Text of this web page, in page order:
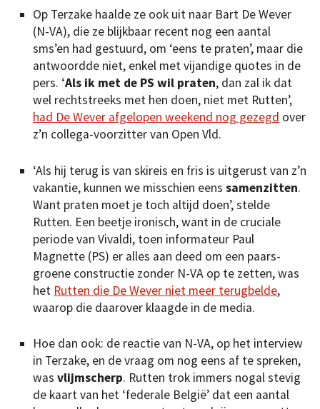
Op Terzake haalde ze ook uit naar Bart De Wever
(N-VA), die ze blijkbaar recent nog een aantal
sms’en had gestuurd, om ‘eens te praten’, maar die
antwoordde niet, enkel met vijandige quotes in de
pers. ‘Als ik met de PS wil praten, dan zal ik dat
wel rechtstreeks met hen doen, niet met Rutten’,
had De Wever afgelopen weekend nog gezegd over
z’n collega-voorzitter van Open Vld.
‘Als hij terug is van skireis en fris is uitgerust van z’n
vakantie, kunnen we misschien eens samenzitten.
Want praten moet je toch altijd doen’, stelde
Rutten. Een beetje ironisch, want in de cruciale
periode van Vivaldi, toen informateur Paul
Magnette (PS) er alles aan deed om een paars-
groene constructie zonder N-VA op te zetten, was
het Rutten die De Wever niet meer terugbelde,
waarop die daarover klaagde in de media.
Hoe dan ook: de reactie van N-VA, op het interview
in Terzake, en de vraag om nog eens af te spreken,
was vlijmscherp. Rutten trok immers nogal stevig
de kaart van het ‘federale België’ dat een aantal